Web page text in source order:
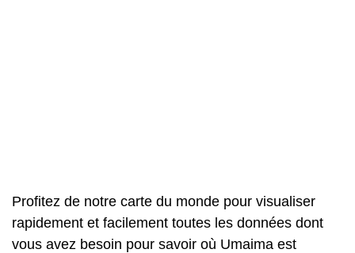
Profitez de notre carte du monde pour visualiser
rapidement et facilement toutes les données dont
vous avez besoin pour savoir où Umaima est